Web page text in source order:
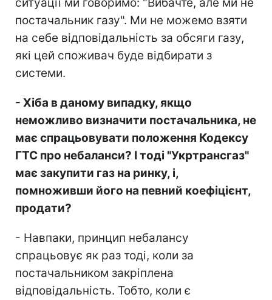
постачальник газу". Ми не можемо взяти
на себе відповідальність за обсяги газу,
які цей споживач буде відбирати з
системи.
- Хіба в даному випадку, якщо
неможливо визначити постачальника, не
має спрацьовувати положення Кодексу
ГТС про небаланси? І тоді "Укртрансгаз"
має закупити газ на ринку, і,
помноживши його на певний коефіцієнт,
продати?
- Навпаки, принцип небалансу
спрацьовує як раз тоді, коли за
постачальником закріплена
відповідальність. Тобто, коли є